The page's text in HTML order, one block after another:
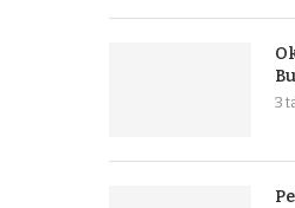
3